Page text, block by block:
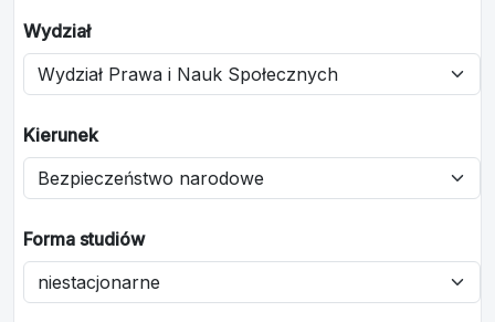
Wydział
Kierunek
Forma studiów